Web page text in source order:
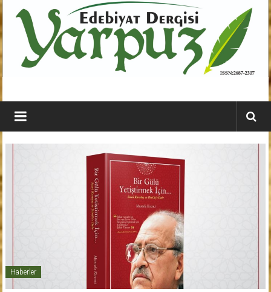
İçeriğe
geç
YARPUZ
Edebiyat
Dergisi
Haberler